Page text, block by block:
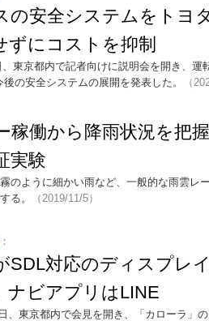
の安全システムをトヨ
ずにコストを抑制
、東京都内で記者向けに説明会を開き、運
の安全システムの展開を発表した。
（
稼働から降雨状況を把
実験
のように細かい雨など、一般的な雨雲レ
る。
（2019/11/5）
SDL対応のディスプレ
ナビアプリはLINE
、東京都内で会見を開き、「カローラ」